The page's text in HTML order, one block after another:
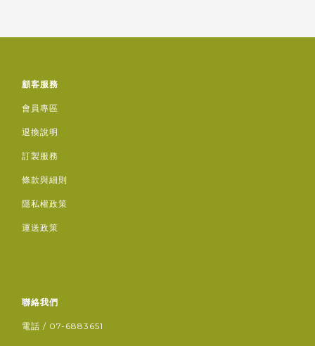
顧客服務
會員專區
退換說明
訂製服務
條款與細則
隱私權政策
運送政策
聯絡我們
電話 / 07-6883651